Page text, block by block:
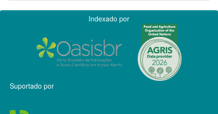
Indexado por
Suportado por